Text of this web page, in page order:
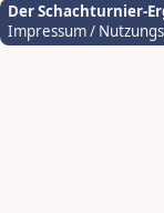
Der Schachturnier-
Impressum /